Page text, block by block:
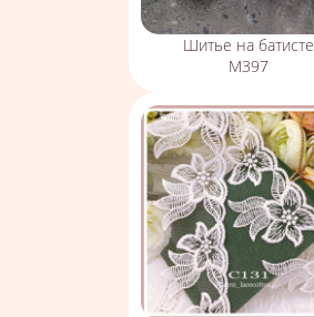
Шитье на батисте
М397